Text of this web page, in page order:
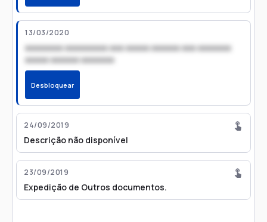
13/03/2020
xxxxxxxx xxxxxxxxx xxx xxxxx xxxxxx xxx xxxxxxx
xxxxx xxxxxx xxxxxxx
Desbloquear
24/09/2019
Descrição não disponível
23/09/2019
Expedição de Outros documentos.